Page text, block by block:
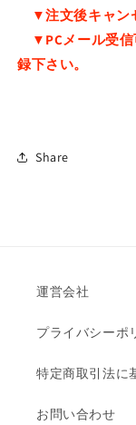
▼注文後キャン
▼PCメール受信
録下さい。
Share
運営会社
プライバシーポ
特定商取引法に
お問い合わせ